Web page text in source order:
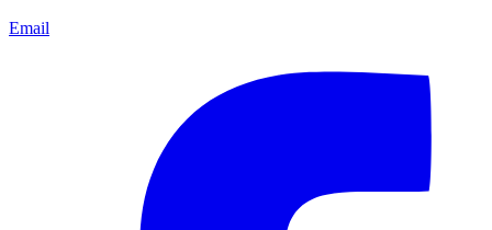
Email